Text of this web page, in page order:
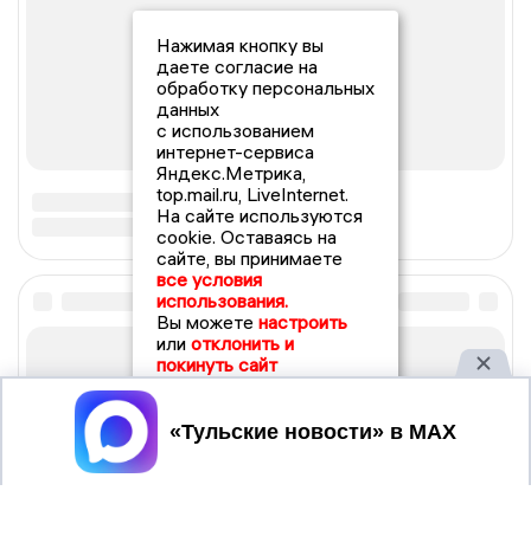
Нажимая кнопку вы
даете согласие на
обработку персональных
данных
с использованием
интернет-сервиса
Яндекс.Метрика,
top.mail.ru, LiveInternet.
На сайте используются
cookie. Оставаясь на
сайте, вы принимаете
все условия
использования.
Вы можете настроить
или отклонить и
покинуть сайт
Принять